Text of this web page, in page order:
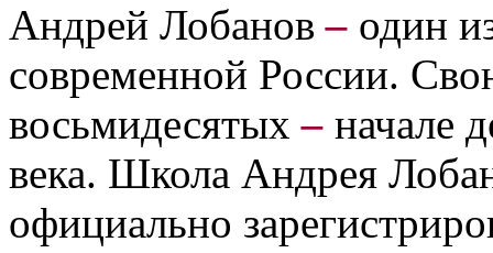
Андрей Лобанов– один
современной России.
восьмидесятых– начале
века. Школа Андрея
официально